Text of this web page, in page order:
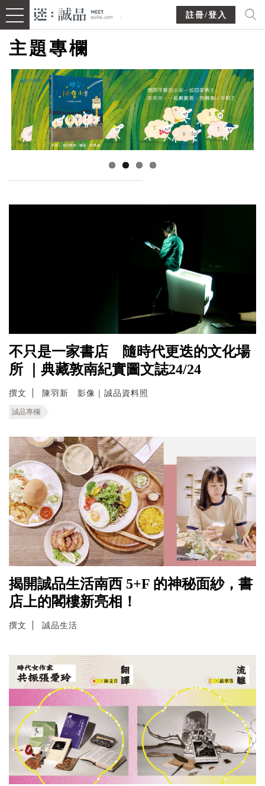
註冊/登入
主題專欄
不只是一家書店 隨時代更迭的文化場
所 ｜典藏敦南紀實圖文誌24/24
撰文 陳羽新 影像｜誠品資料照
誠品專欄
揭開誠品生活南西 5+F 的神秘面紗，書
店上的閣樓新亮相！
撰文 誠品生活